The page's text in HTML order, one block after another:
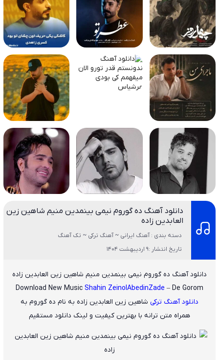
دانلود آهنگ ده گوروم نیمی بینمدین منیم شاهین زین
العابدین زاده
دسته بندی : آهنگ ایرانی ~ آهنگ ترکی ~ تک آهنگ
تاریخ انتشار :9 اردیبهشت 1404
دانلود آهنگ ده گوروم نیمی بینمدین منیم شاهین زین العابدین زاده
Download New Music Shahin ZeinolAbedinZade – De Gorom
دانلود آهنگ ترکی شاهین زین العابدین زاده به نام ده گوروم به
همراه متن ترانه با بهترین کیفیت و لینک دانلود مستقیم